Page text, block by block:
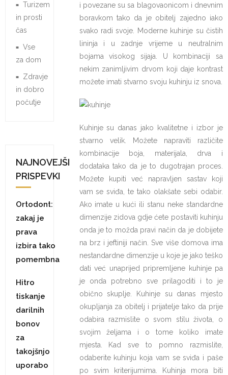
i povezane su sa blagovaonicom i dnevnim
boravkom tako da je obitelj zajedno iako
svako radi svoje. Moderne kuhinje su čistih
lininja i u zadnje vrijeme u neutralnim
bojama visokog sijaja. U kombinaciji sa
nekim zanimljivim drvom koji daje kontrast
možete imati stvarno svoju kuhinju iz snova.
Kuhinje su danas jako kvalitetne i izbor je
stvarno velik. Možete napraviti različite
kombinacije boja, materijala, drva i
dodataka tako da je to dugotrajan proces.
Možete kupiti već napravljen sastav koji
vam se sviđa, te tako olakšate sebi odabir.
Ako imate u kući ili stanu neke standardne
dimenzije zidova gdje ćete postaviti kuhinju
onda je to možda pravi način da je dobijete
na brz i jeftiniji način. Sve više domova ima
nestandardne dimenzije u koje je jako teško
dati već unaprijed pripremljene kuhinje pa
je onda potrebno sve prilagoditi i to je
obično skuplje. Kuhinje su danas mjesto
okupljanja za obitelj i prijatelje tako da prije
odabira razmislite o svom stilu života, o
svojim željama i o tome koliko imate
mjesta. Kad sve to pomno razmislite,
odaberite kuhinju koja vam se sviđa i paše
po svim kriterijumima. Kuhinja mora biti
Turizem
in prosti
čas
Vse
za dom
Zdravje
in dobro
počutje
NAJNOVEJŠI
PRISPEVKI
Ortodont:
zakaj je
prava
izbira tako
pomembna
Hitro
tiskanje
darilnih
bonov
za
takojšnjo
uporabo